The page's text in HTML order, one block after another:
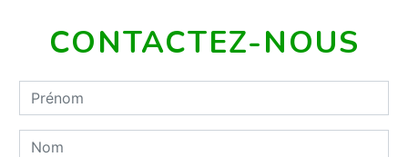
CONTACTEZ-NOUS